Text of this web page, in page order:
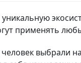
применять
выбрали